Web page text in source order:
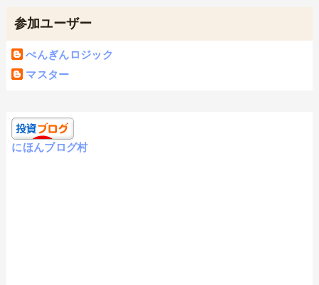
参加ユーザー
ぺんぎんロジック
マスター
にほんブログ村